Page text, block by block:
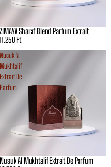
ZIMAYA Sharaf Blend Parfum Extrait
11.250 Ft
Nusuk Al
Mukhtalif
Extrait De
Parfum
Nusuk Al Mukhtalif Extrait De Parfum